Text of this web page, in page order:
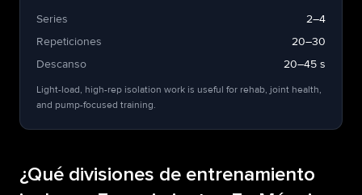
Series
2–4
Repeticiones
20–30
Descanso
20–45 s
Light-load, high-rep isolation work is useful for rehab, joint health,
and pump-focused training.
¿Qué divisiones de entrenamiento